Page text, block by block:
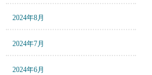
2024年8月
2024年7月
2024年6月